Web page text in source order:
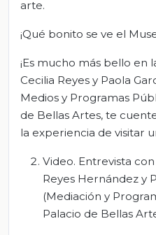
arte.
¡Qué bonito se ve el
¡Es mucho más bello en
Cecilia Reyes y Paola
Medios y Programas
de Bellas Artes, te
la experiencia de visitar
Video. Entrevista
Reyes Hernández y
(Mediación y
Palacio de Bellas